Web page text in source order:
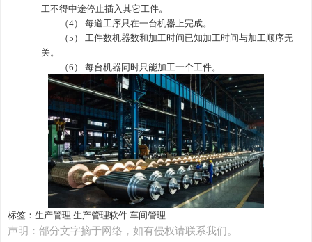
工不得中途停止插入其它工件。
（4） 每道工序只在一台机器上完成。
（5） 工件数机器数和加工时间已知加工时间与加工顺序无
关。
（6） 每台机器同时只能加工一个工件。
标签： 生产管理 生产管理软件 车间管理
声明：部分文字摘于网络，如有侵权请联系我们。